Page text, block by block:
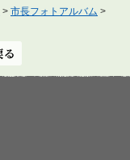
> 市長フォトアルバム >